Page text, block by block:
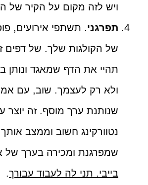
ויש לזה מקום על הקיר של
תפרגני. תשתפי אירועים,
של הקולגות שלך. של דפים
תהיי את הדף שמאגד ונותן
ולא רק לעצמך. שוב, עם
שנותנת ערך מוסף. זה יוצר
נטוורקינג חשוב וממצב אותך
שמפרגנת ומכירה בערך של
בייבי. תני לה לעבוד עבורך.